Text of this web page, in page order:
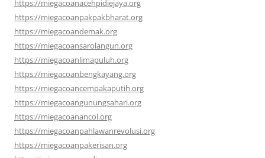
https://miegacoanacehpidiejaya.org
https://miegacoanpakpakbharat.org
https://miegacoandemak.org
https://miegacoansarolangun.org
https://miegacoanlimapuluh.org
https://miegacoanbengkayang.org
https://miegacoancempakaputih.org
https://miegacoangunungsahari.org
https://miegacoanancol.org
https://miegacoanpahlawanrevolusi.org
https://miegacoanpakerisan.org